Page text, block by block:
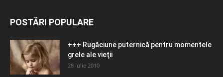
POSTĂRI POPULARE
+++ Rugăciune puternică pentru momentele
grele ale vieţii
28 iulie 2010